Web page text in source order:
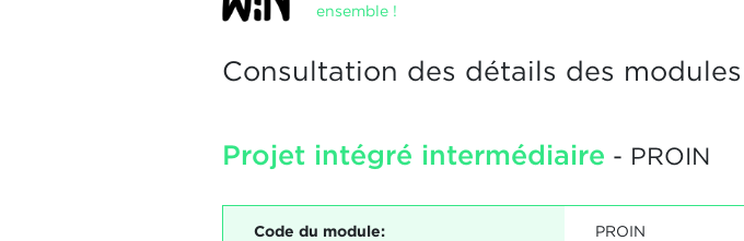
ensemble !
Consultation des détails des modules
Projet intégré intermédiaire - PROIN
Code du module: PROIN